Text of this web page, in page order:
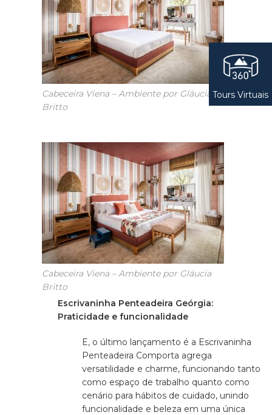
Cabeceira Viena – Ambiente por Gláucia
Britto
Cabeceira Viena – Ambiente por Gláucia
Britto
Escrivaninha Penteadeira Geórgia:
Praticidade e funcionalidade
E, o último lançamento é a Escrivaninha
Penteadeira Comporta agrega
versatilidade e charme, funcionando tanto
como espaço de trabalho quanto como
cenário para hábitos de cuidado, unindo
funcionalidade e beleza em uma única
Tours Virtuais